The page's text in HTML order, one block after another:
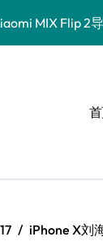
MIX Flip 2
简高效新体验
舰，性能巅峰
畅享高效生活
享生活从此开
iPhone X刘